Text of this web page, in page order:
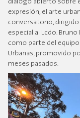
diálogo abierto sobre
expresión, el arte
conversatorio,
especial al Lcdo.
como parte del
Urbanas, promovido
meses pasados.